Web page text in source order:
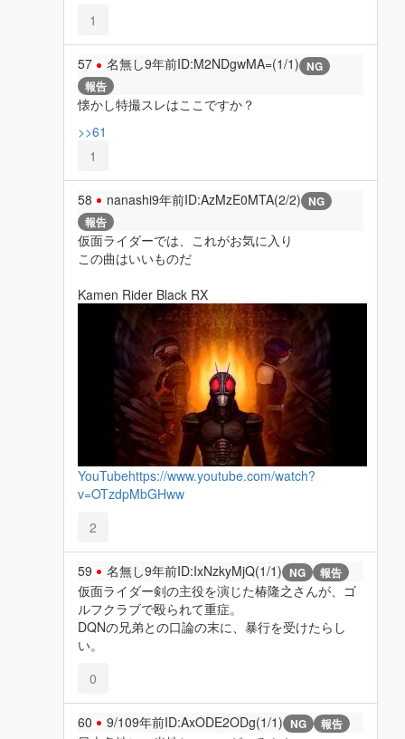
1
57 名無し9年前ID:M2NDgwMA=(1/1) NG
報告
懐かし特撮スレはここですか？
>>61
1
58 nanashi9年前ID:AzMzE0MTA(2/2) NG
報告
仮面ライダーでは、これがお気に入り
この曲はいいものだ
Kamen Rider Black RX
YouTubehttps://www.youtube.com/watch?
v=OTzdpMbGHww
2
59 名無し9年前ID:IxNzkyMjQ(1/1) NG 報告
仮面ライダー剣の主役を演じた椿隆之さんが、ゴ
ルフクラブで殴られて重症。
DQNの兄弟との口論の末に、暴行を受けたらし
い。
0
60 9/109年前ID:AxODE2ODg(1/1) NG 報告